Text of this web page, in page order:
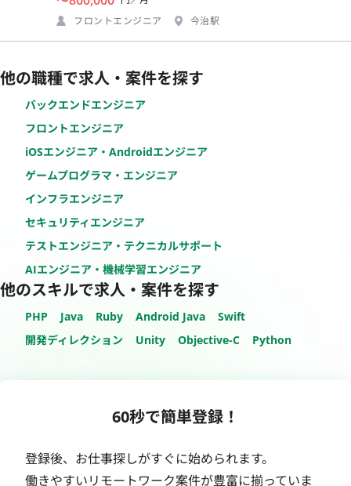
フロントエンジニア
今治駅
他の職種で求人・案件を探す
バックエンドエンジニア
フロントエンジニア
iOSエンジニア・Androidエンジニア
ゲームプログラマ・エンジニア
インフラエンジニア
セキュリティエンジニア
テストエンジニア・テクニカルサポート
AIエンジニア・機械学習エンジニア
他のスキルで求人・案件を探す
PHP Java Ruby Android Java
Swift
開発ディレクション
Unity Objective-C Python
60秒で簡単登録！
登録後、お仕事探しがすぐに始められます。
働きやすいリモートワーク案件が豊富に揃っていま